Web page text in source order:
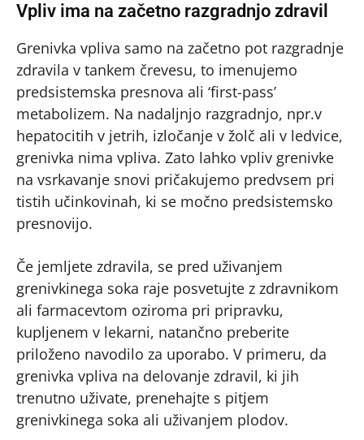
Vpliv ima na začetno razgradnjo zdravil
Grenivka vpliva samo na začetno pot razgradnje
zdravila v tankem črevesu, to imenujemo
predsistemska presnova ali ‘first-pass’
metabolizem. Na nadaljnjo razgradnjo, npr.v
hepatocitih v jetrih, izločanje v žolč ali v ledvice,
grenivka nima vpliva. Zato lahko vpliv grenivke
na vsrkavanje snovi pričakujemo predvsem pri
tistih učinkovinah, ki se močno predsistemsko
presnovijo.
Če jemljete zdravila, se pred uživanjem
grenivkinega soka raje posvetujte z zdravnikom
ali farmacevtom oziroma pri pripravku,
kupljenem v lekarni, natančno preberite
priloženo navodilo za uporabo. V primeru, da
grenivka vpliva na delovanje zdravil, ki jih
trenutno uživate, prenehajte s pitjem
grenivkinega soka ali uživanjem plodov.